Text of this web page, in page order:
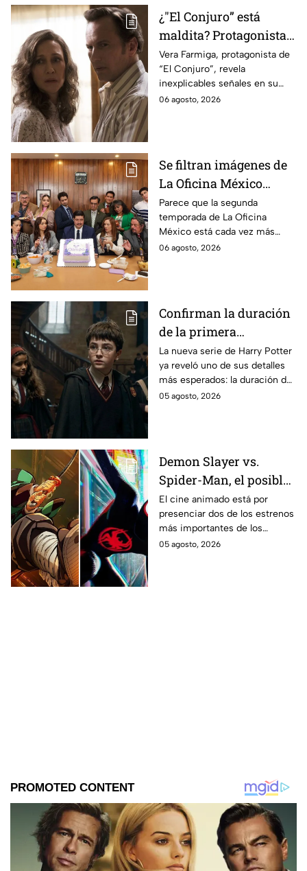
¿"El Conjuro” está
maldita? Protagonista
revela INQUIETANTES
señales en su cuerpo
durante la grabación de
la película
Vera Farmiga, protagonista de
“El Conjuro”, revela
inexplicables señales en su
cuerpo durante el rodaje de la
06 agosto, 2026
Se filtran imágenes de
La Oficina México
temporada 2 y un
detalle desata teorías
entre los fans
Parece que la segunda
temporada de La Oficina
México está cada vez más
cerca, pues el elenco ya se
06 agosto, 2026
Confirman la duración
de la primera
temporada de Harry
Potter y emocionará a
los fans de los libros
La nueva serie de Harry Potter
ya reveló uno de sus detalles
más esperados: la duración de
la primera temporada basada
05 agosto, 2026
Demon Slayer vs.
Spider-Man, el posible
gran enfrentamiento
en taquilla del 2027
El cine animado está por
presenciar dos de los estrenos
más importantes de los
últimos años.
05 agosto, 2026